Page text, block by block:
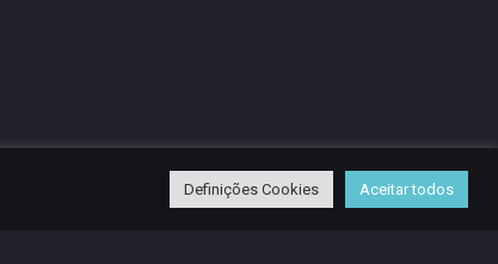
Definições Cookies Aceitar todos